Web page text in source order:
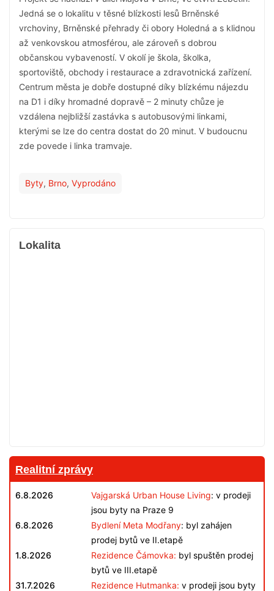
Jedná se o lokalitu v těsné blízkosti lesů Brněnské
vrchoviny, Brněnské přehrady či obory Holedná a s klidnou
až venkovskou atmosférou, ale zároveň s dobrou
občanskou vybaveností. V okolí je škola, školka,
sportoviště, obchody i restaurace a zdravotnická zařízení.
Centrum města je dobře dostupné díky blízkému nájezdu
na D1 i díky hromadné dopravě – 2 minuty chůze je
vzdálena nejbližší zastávka s autobusovými linkami,
kterými se lze do centra dostat do 20 minut. V budoucnu
zde povede i linka tramvaje.
Byty, Brno, Vyprodáno
Lokalita
Realitní zprávy
6.8.2026 Vajgarská Urban House Living: v prodeji
jsou byty na Praze 9
6.8.2026
Bydlení Meta Modřany: byl zahájen
prodej bytů ve II.etapě
1.8.2026
Rezidence Čámovka: byl spuštěn prodej
bytů ve III.etapě
31.7.2026
Rezidence Hutmanka: v prodeji jsou byty